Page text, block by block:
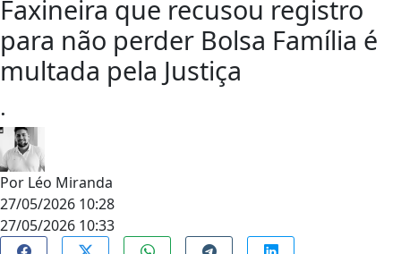
para não perder Bolsa Família é
multada pela Justiça
PorLéo Miranda
27/05/2026 10:28
27/05/2026 10:33